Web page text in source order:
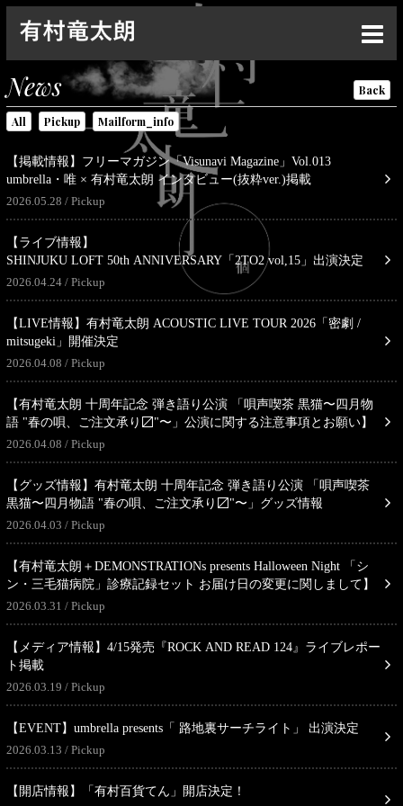
Top
News
Live
Media
Profile
Discography
Goods
Contact
News Back
All Pickup Mailform_info
【掲載情報】フリーマガジン「Visunavi Magazine」Vol.013
umbrella・唯 × 有村竜太朗 インタビュー(抜粋ver.)掲載
2026.05.28
Pickup
【ライブ情報】
SHINJUKU LOFT 50th ANNIVERSARY「2TO2 vol,15」出演決定
2026.04.24
Pickup
【LIVE情報】有村竜太朗 ACOUSTIC LIVE TOUR 2026「密劇 /
mitsugeki」開催決定
2026.04.08
Pickup
【有村竜太朗 十周年記念 弾き語り公演 「唄声喫茶 黒猫〜四月物
語 "春の唄、ご注文承り〼"〜」公演に関する注意事項とお願い】
2026.04.08
Pickup
【グッズ情報】有村竜太朗 十周年記念 弾き語り公演 「唄声喫茶
黒猫〜四月物語 "春の唄、ご注文承り〼"〜」グッズ情報
2026.04.03
Pickup
【有村竜太朗＋DEMONSTRATIONs presents Halloween Night 「シ
ン・三毛猫病院」診療記録セット お届け日の変更に関しまして】
2026.03.31
Pickup
【メディア情報】4/15発売『ROCK AND READ 124』ライブレポー
ト掲載
2026.03.19
Pickup
【EVENT】umbrella presents「 路地裏サーチライト」 出演決定
2026.03.13
Pickup
【開店情報】「有村百貨てん」開店決定！